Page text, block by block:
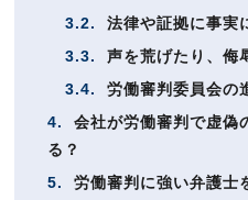
3.2.
法律や証拠に事実
3.3.
声を荒げたり、侮
3.4.
労働審判委員会の
4.
会社が労働審判で虚偽
る？
5.
労働審判に強い弁護士